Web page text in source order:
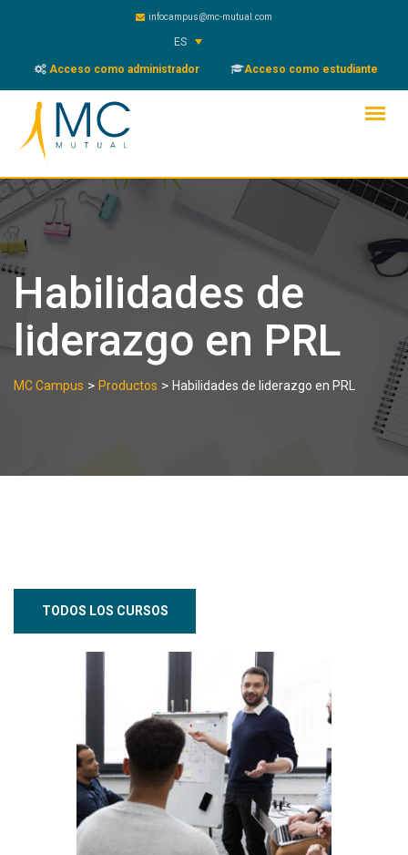
infocampus@mc-mutual.com
ES
Acceso como administrador Acceso como estudiante
Habilidades de
liderazgo en PRL
MC Campus > Productos > Habilidades de liderazgo en PRL